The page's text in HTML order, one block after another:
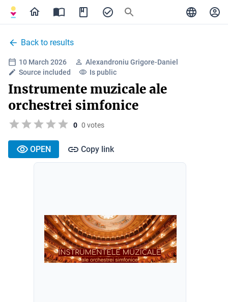
Back to results
10 March 2026
Alexandroniu Grigore-Daniel
Source included
Is public
Instrumente muzicale ale
orchestrei simfonice
0 0 votes
OPEN Copy link